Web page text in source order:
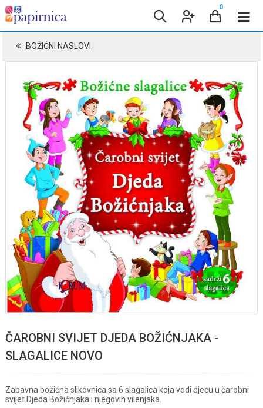
0
BOŽIĆNI NASLOVI
ČAROBNI SVIJET DJEDA BOŽIĆNJAKA -
SLAGALICE NOVO
Zabavna božićna slikovnica sa 6 slagalica koja vodi djecu u čarobni
svijet Djeda Božićnjaka i njegovih vilenjaka.